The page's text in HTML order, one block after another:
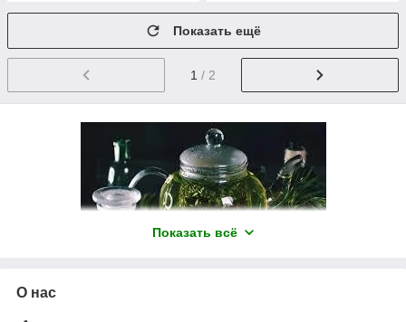
Показать ещё
1 / 2
Показать всё
О нас